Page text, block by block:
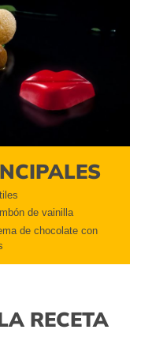
de vainilla
de chocolate con
RECETA